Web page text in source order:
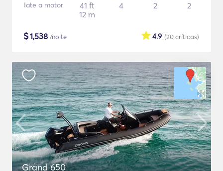
Iate a motor
41 ft
12 m
4 2 2
$1,538 /noite (20críticas)
4.9
Grand 650